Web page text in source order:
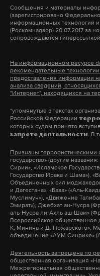
завершились. По
переведены в
организован
Акция протеста в
Марсовом поле. По
акции задержали
Подпишитесь
работает там,
А еще мы есть
Макс
Дзен
Фото: © GLOBAL
Сообщения и материалы
(зарегистрировано
информационных технологий
(Роскомнадзор) 20.07.2017 за
сопровождаются
На информационном ресурсе
рекомендательные
предоставления информации
анализа сведений,
"Интернет", находящихся на
*упомянутые в текстах
Российской Федерации
которых судом принято
запрете деятельности. В
Признаны террористическими
государство» (другие
Сирии», «Исламское
Государство Ирака и Шама»),
Объединенных сил
и Дагестана», «База» («Аль-
Муслимун»), «Движение
Эмират»), Джебхат ан-Нусра
аль-Нусра ли-Ахль аш-Шам»
Всероссийское
К. Минина и Д. Пожарского»,
объединение «АУМ Синрике»
Деятельность запрещена по
общественная организация
Межрегиональная